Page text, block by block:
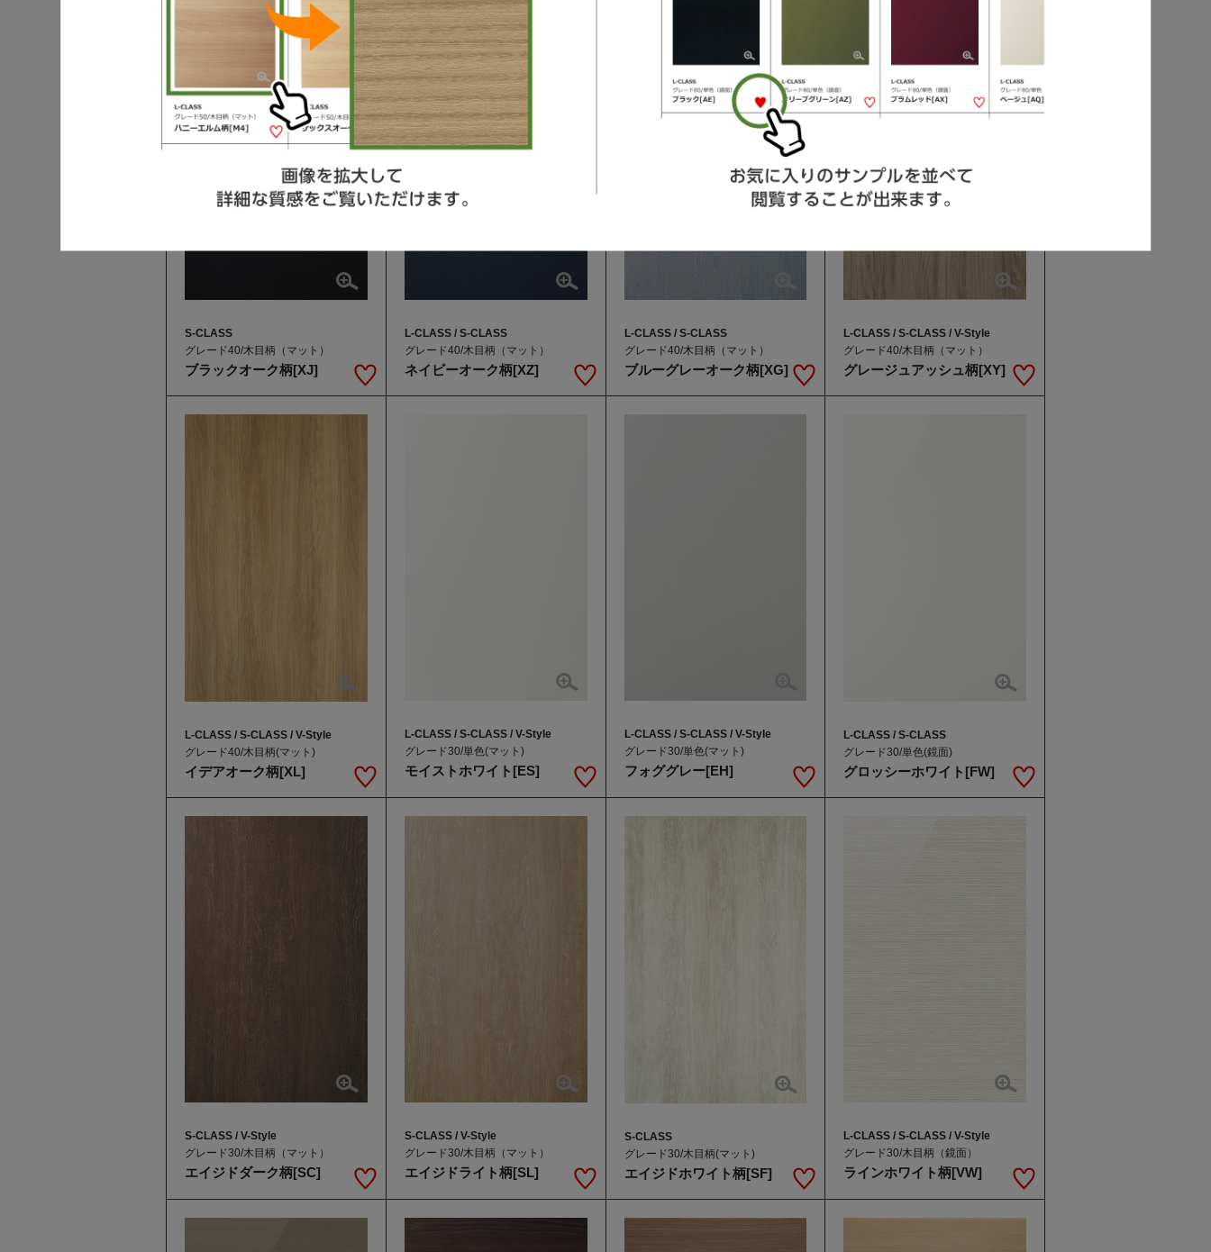
S-CLASS
グレード40/木目柄（マット）
ブラックオーク柄[XJ]
L-CLASS / S-CLASS
グレード40/木目柄（マット）
ネイビーオーク柄[XZ]
L-CLASS / S-CLASS
グレード40/木目柄（マット）
ブルーグレーオーク柄[XG]
L-CLASS / S-CLASS / V-Style
グレード40/木目柄（マット）
グレージュアッシュ柄[XY]
L-CLASS / S-CLASS / V-Style
グレード40/木目柄(マット)
イデアオーク柄[XL]
L-CLASS / S-CLASS / V-Style
グレード30/単色(マット)
モイストホワイト[ES]
L-CLASS / S-CLASS / V-Style
グレード30/単色(マット)
フォググレー[EH]
L-CLASS / S-CLASS
グレード30/単色(鏡面)
グロッシーホワイト[FW]
S-CLASS / V-Style
グレード30/木目柄（マット）
エイジドダーク柄[SC]
S-CLASS / V-Style
グレード30/木目柄（マット）
エイジドライト柄[SL]
S-CLASS
グレード30/木目柄(マット)
エイジドホワイト柄[SF]
L-CLASS / S-CLASS / V-Style
グレード30/木目柄（鏡面）
ラインホワイト柄[VW]